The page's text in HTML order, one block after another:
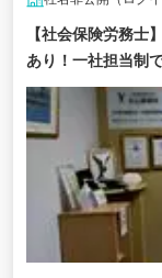
【社会保険労務士
あり！一社担当制